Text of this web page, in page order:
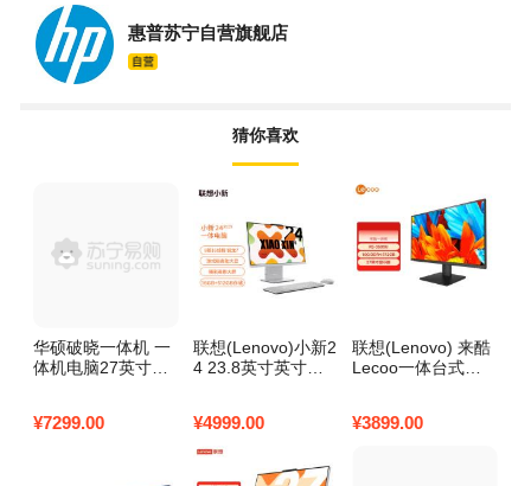
惠普苏宁自营旗舰店
猜你喜欢
华硕破晓一体机 一
体机电脑27英寸高
D 无线键鼠 白色)
¥7299.00
联想(Lenovo)小新2
4 23.8英寸英寸一
SSD ）云影白
¥4999.00
联想(Lenovo) 来酷
Lecoo一体台式机
G SSD 黑色
¥3899.00